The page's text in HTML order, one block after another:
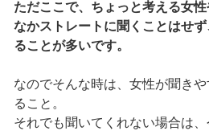
ただここで、ちょっと考える女
なかストレートに聞くことはせ
ることが多いです。
なのでそんな時は、女性が聞き
ること。
それでも聞いてくれない場合は、